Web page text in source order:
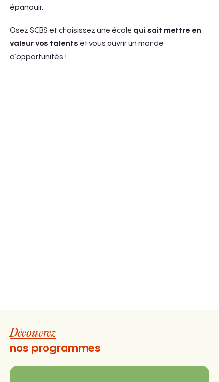
épanouir.
Osez SCBS et choisissez une école qui sait mettre en
valeur vos talents et vous ouvrir un monde
d’opportunités !
Découvrez
nos programmes